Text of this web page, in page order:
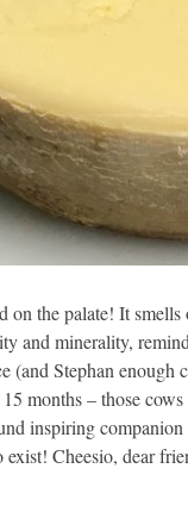
on the palate! It
and minerality,
(and Stephan
months – those
inspiring
Cheesio, dear